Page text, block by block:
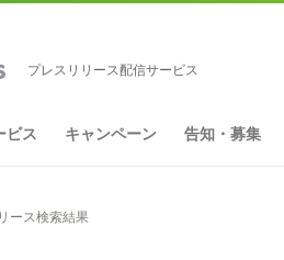
プレスリリース配信サービス
ビス キャンペーン 告知・募集
ース検索結果